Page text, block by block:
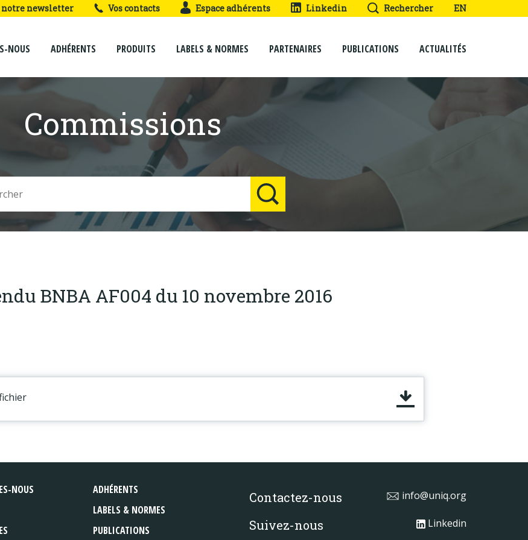
notre newsletter Vos contacts Espace adhérents Linkedin Rechercher EN
NOUS ADHÉRENTS PRODUITS LABELS & NORMES PARTENAIRES PUBLICATIONS ACTUALITÉS
Commissions
BNBA AF004 du 10 novembre 2016
NOUS
ADHÉRENTS
LABELS & NORMES
PUBLICATIONS
Contactez-nous info@uniq.org
Suivez-nous Linkedin